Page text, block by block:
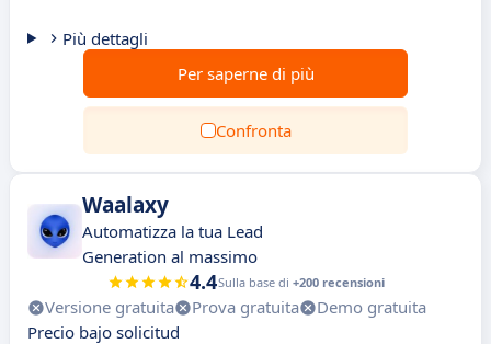
Più dettagli
Per saperne di più
Confronta
Waalaxy
Automatizza la tua Lead
Generation al massimo
4.4Sulla base di +200 recensioni
Versione gratuita Prova gratuita
Demo gratuita
Precio bajo solicitud